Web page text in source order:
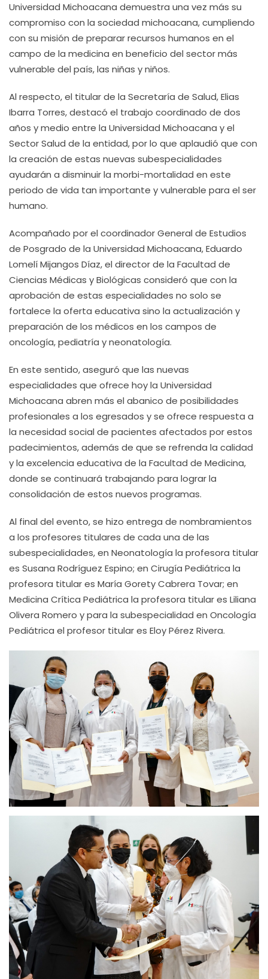
Universidad Michoacana demuestra una vez más su
compromiso con la sociedad michoacana, cumpliendo
con su misión de preparar recursos humanos en el
campo de la medicina en beneficio del sector más
vulnerable del país, las niñas y niños.
Al respecto, el titular de la Secretaría de Salud, Elias
Ibarra Torres, destacó el trabajo coordinado de dos
años y medio entre la Universidad Michoacana y el
Sector Salud de la entidad, por lo que aplaudió que con
la creación de estas nuevas subespecialidades
ayudarán a disminuir la morbi-mortalidad en este
periodo de vida tan importante y vulnerable para el ser
humano.
Acompañado por el coordinador General de Estudios
de Posgrado de la Universidad Michoacana, Eduardo
Lomelí Mijangos Díaz, el director de la Facultad de
Ciencias Médicas y Biológicas consideró que con la
aprobación de estas especialidades no solo se
fortalece la oferta educativa sino la actualización y
preparación de los médicos en los campos de
oncología, pediatría y neonatología.
En este sentido, aseguró que las nuevas
especialidades que ofrece hoy la Universidad
Michoacana abren más el abanico de posibilidades
profesionales a los egresados y se ofrece respuesta a
la necesidad social de pacientes afectados por estos
padecimientos, además de que se refrenda la calidad
y la excelencia educativa de la Facultad de Medicina,
donde se continuará trabajando para lograr la
consolidación de estos nuevos programas.
Al final del evento, se hizo entrega de nombramientos
a los profesores titulares de cada una de las
subespecialidades, en Neonatología la profesora titular
es Susana Rodríguez Espino; en Cirugía Pediátrica la
profesora titular es María Gorety Cabrera Tovar; en
Medicina Crítica Pediátrica la profesora titular es Liliana
Olivera Romero y para la subespecialidad en Oncología
Pediátrica el profesor titular es Eloy Pérez Rivera.